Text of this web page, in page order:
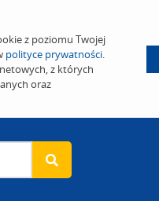
z poziomu Twojej
polityce prywatności.
z których
oraz